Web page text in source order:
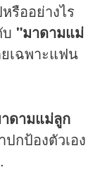
รืออย่างไร
บ "มาดามแม่
เฉพาะแฟน
ดามแม่ลูก
กป้องตัวเอง